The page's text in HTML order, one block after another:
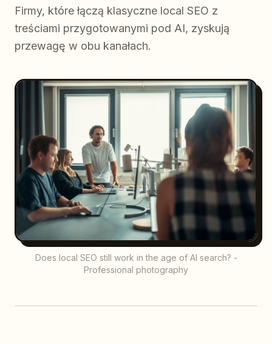
Firmy, które łączą klasyczne local SEO z
treściami przygotowanymi pod AI, zyskują
przewagę w obu kanałach.
Does local SEO still work in the age of AI search? -
Professional photography